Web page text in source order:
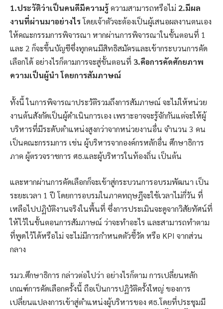
1.ประวัติว่าเป็นคนดีมีความรู้ความสามารถหรือไม่ 2.มีผล
งานที่ผ่านมาอย่างไรโดยเจ้าตัวจะต้องเป็นผู้เสนอผลงานตนเอง
ให้คณะกรรมการพิจารณา หากผ่านการพิจารณาในขั้นตอนที่ 1
และ 2 ก็จะขึ้นบัญชีซึ่งทุกคนมีสิทธิสมัครและเข้ากระบวนการคัด
เลือกได้ อย่างไรก็ตามการจะสู่ขั้นตอนที่ 3.คือการคัดศักยภาพ
ความเป็นผู้นำ โดยการสัมภาษณ์
ทั้งนี้ ในการพิจารณาประวัติรวมถึงการสัมภาษณ์ จะไม่ให้หน่วย
งานต้นสังกัดเป็นผู้ดำเนินการเอง เพราะอาจจะรู้จักกันแต่จะให้ผู้
บริหารที่มีระดับตำแหน่งสูงกว่าจากหน่วยงานอื่น จำนวน 3 คน
เป็นคณะกรรมการ เช่น ผู้บริหารจากองค์กรหลักอื่น ศึกษาธิการ
ภาค ผู้ตรวจราชการ ศธ.และผู้บริหารในท้องถิ่น เป็นต้น
และหากผ่านการคัดเลือกก็จะเข้าสู่กระบวนการอบรมพัฒนา เป็น
ระยะเวลา 1 ปี โดยการอบรมในภาคทฤษฎีจะใช้เวลาไม่กี่วัน ที่
เหลือไปปฏิบัติงานจริงในพื้นที่ ซึ่งการประเมินจะดูจากวิสัยทัศน์ที่
ให้ไว้ในขั้นตอนการสัมภาษณ์ ว่าจะทำอะไร และสามารถทำตาม
ที่พูดไว้ได้หรือไม่ จะไม่มีการกำหนดตัวชี้วัด หรือ KPI จากส่วน
กลาง
รมว.ศึกษาธิการ กล่าวต่อไปว่า อย่างไรก็ตาม การเปลี่ยนหลัก
เกณฑ์การคัดเลือกครั้งนี้ ถือเป็นการปฏิวัติครั้งใหญ่ ของการ
เปลี่ยนแปลงการเข้าสู่ตำแหน่งผู้บริหารของ ศธ.โดยที่ประชุมมี